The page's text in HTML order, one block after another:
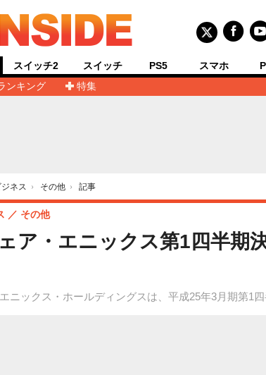
ンキング
特集
スイッチ2 スイッチ PS5 スマホ
ネス › その他 › 記事
ア・エニックス第1四半期
ニックス・ホールディングスは、平成25年3月期第1
その他